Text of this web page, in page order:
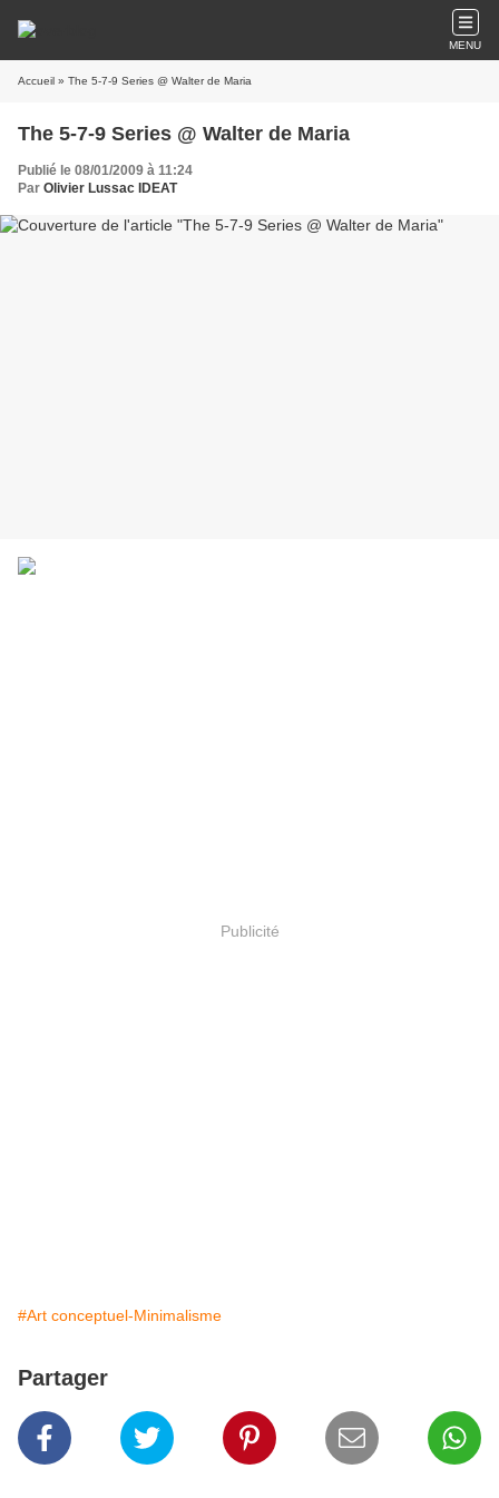
MENU
Accueil » The 5-7-9 Series @ Walter de Maria
The 5-7-9 Series @ Walter de Maria
Publié le 08/01/2009 à 11:24
Par Olivier Lussac IDEAT
Publicité
#Art conceptuel-Minimalisme
Partager